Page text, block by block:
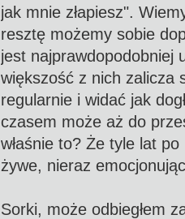
jak mnie złapiesz".
resztę możemy sobie
jest najprawdopodobniej
większość z nich zalicza
regularnie i widać jak
czasem może aż do
właśnie to? Że tyle lat
żywe, nieraz
Sorki, może odbiegłem